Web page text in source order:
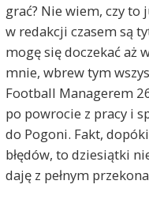
grać? Nie wiem, czy to
w redakcji czasem są
mogę się doczekać aż
mnie, wbrew tym
Football Managerem
po powrocie z pracy i
do Pogoni. Fakt,
błędów, to dziesiątki
daję z pełnym